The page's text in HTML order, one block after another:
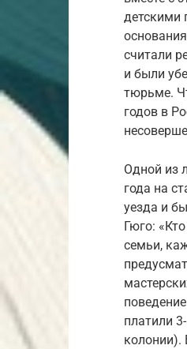
детскими
считали
и были
тюрьме.
годов в
Одной из
года на
уезда и
Гюго:
семьи,
платили
колонии).